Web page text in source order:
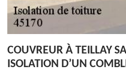
COUVREUR À TEILLAY
ISOLATION D’UN